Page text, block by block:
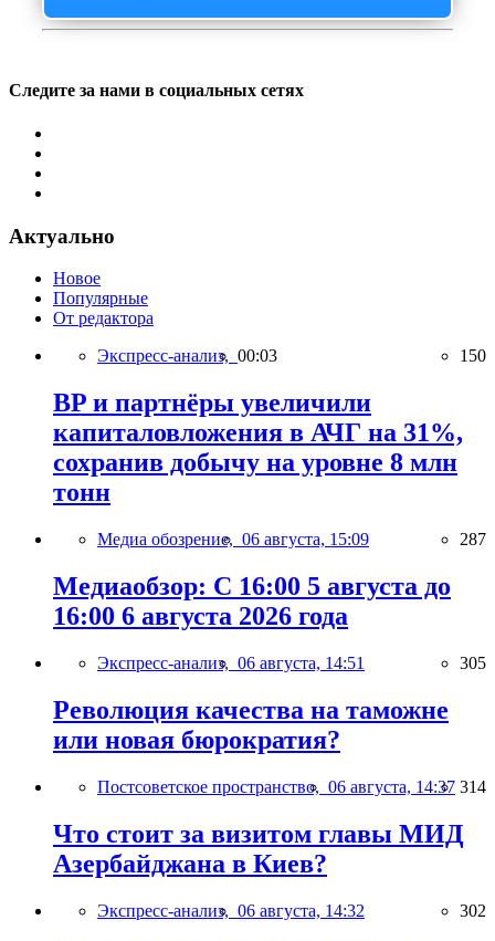
Следите за нами в социальных сетях
Актуально
Новое
Популярные
От редактора
Экспресс-анализ, 00:03 150
BP и партнёры увеличили
капиталовложения в АЧГ на 31%,
сохранив добычу на уровне 8 млн
тонн
Медиа обозрение, 06 августа, 15:09 287
Медиаобзор: С 16:00 5 августа до
16:00 6 августа 2026 года
Экспресс-анализ, 06 августа, 14:51 305
Революция качества на таможне
или новая бюрократия?
Постсоветское пространство, 06 августа, 14:37 314
Что стоит за визитом главы МИД
Азербайджана в Киев?
Экспресс-анализ, 06 августа, 14:32 302